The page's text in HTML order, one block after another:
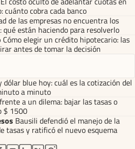
cobra cada banco
de las empresas no encuentra los
están haciendo para resolverlo
Cómo elegir un crédito hipotecario: las
antes de tomar la decisión
dólar blue hoy: cuál es la cotización del
a minuto
a un dilema: bajar las tasas o
$ 1500
Bausili defendió el manejo de la
tasas y ratificó el nuevo esquema